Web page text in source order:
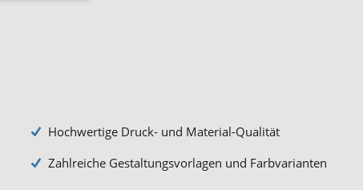
Hochwertige Druck- und Material-Qualität
Zahlreiche Gestaltungsvorlagen und Farbvarianten